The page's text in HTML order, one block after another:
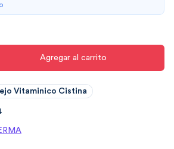
Agregar al carrito
Vitaminico Cistina